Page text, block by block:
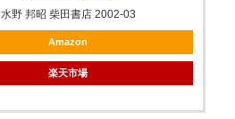
水野 邦昭 柴田書店 2002-03
Amazon
楽天市場